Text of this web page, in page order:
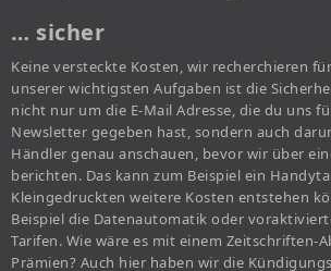
… sicher
Keine versteckte Kosten, wir recherchieren
unserer wichtigsten Aufgaben ist die
nicht nur um die E-Mail Adresse, die du uns
Newsletter gegeben hast, sondern auch
Händler genau anschauen, bevor wir über
berichten. Das kann zum Beispiel ein
Kleingedruckten weitere Kosten entstehen
Beispiel die Datenautomatik oder
Tarifen. Wie wäre es mit einem Zeitschriften-
Prämien? Auch hier haben wir die